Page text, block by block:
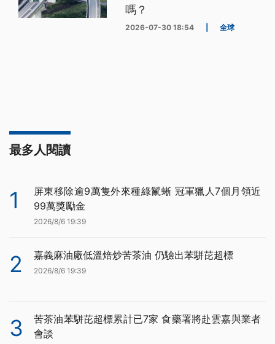
嗎？
2026-07-30 18:54 全球
最多人閱讀
1
屏東移除逾9萬隻外來種綠鬣蜥 冠軍獵人7個月領近
99萬獎勵金
2026/8/6 19:39
2 嘉義麻油廠低溫焙炒苦茶油 仍驗出苯駢芘超標
2026/8/6 19:39
3
苦茶油苯駢芘超標累計已7家 食藥署將赴雲嘉與業者
會談